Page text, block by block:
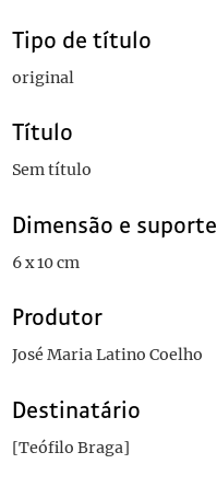
Tipo de título
original
Título
Sem título
Dimensão e suporte
6 x 10 cm
Produtor
José Maria Latino Coelho
Destinatário
[Teófilo Braga]